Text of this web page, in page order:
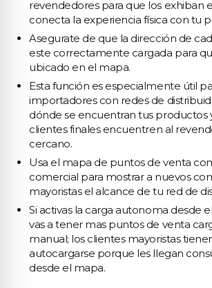
revendedores para que los exhiban
conecta la experiencia física con tu
Asegurate de que la dirección de
este correctamente cargada para
ubicado en el mapa.
Esta función es especialmente útil
importadores con redes de
dónde se encuentran tus productos
clientes finales encuentren al
cercano.
Usa el mapa de puntos de venta
comercial para mostrar a nuevos
mayoristas el alcance de tu red de
Si activas la carga autonoma desde
vas a tener mas puntos de venta
manual; los clientes mayoristas
autocargarse porque les llegan
desde el mapa.